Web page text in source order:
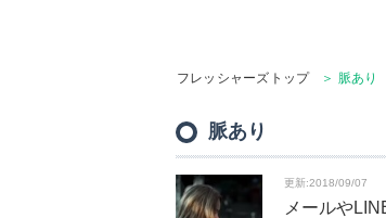
フレッシャーズトップ ＞ 脈あり
脈あり
更新:2018/09/07
メールや